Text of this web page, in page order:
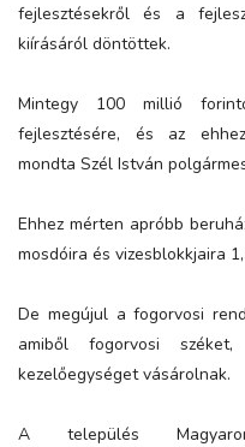
fejlesztésekről és a
kiírásáról döntöttek.
Mintegy 100 millió
fejlesztésére, és az
mondta Szél István
Ehhez mérten apróbb
mosdóira és vizesblokkjaira
De megújul a fogorvosi
amiből fogorvosi
kezelőegységet vásárolnak.
A település